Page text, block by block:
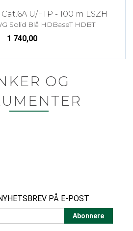
U/FTP - 100 m LSZH
Solid Blå HDBaseT HDBT
1 740,00
OG
PÅ E-POST